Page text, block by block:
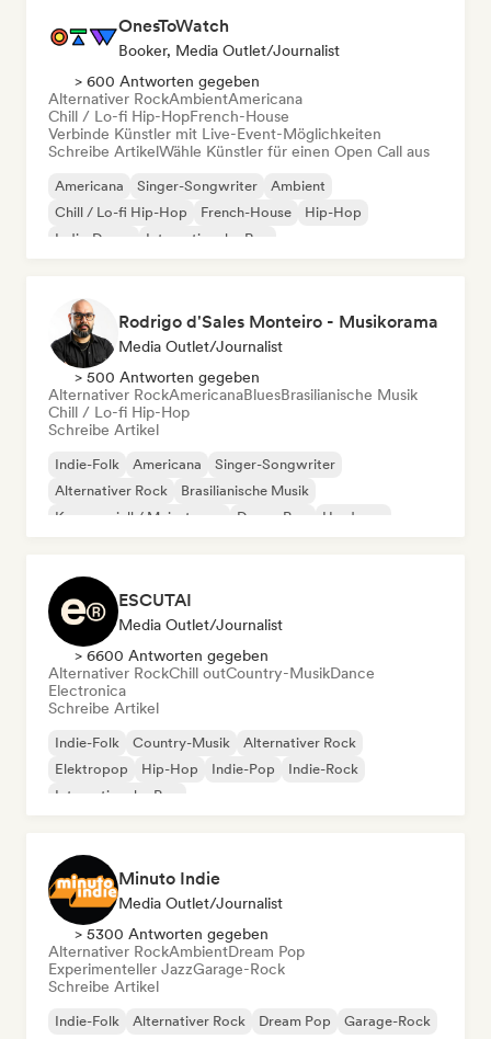
OnesToWatch
Booker, Media Outlet/Journalist
> 600 Antworten gegeben
Alternativer RockAmbientAmericana
Chill / Lo-fi Hip-HopFrench-House
Verbinde Künstler mit Live-Event-Möglichkeiten
Schreibe ArtikelWähle Künstler für einen Open Call aus
Americana Singer-Songwriter
Ambient
Chill / Lo-fi Hip-Hop
French-House
Hip-Hop
Indie-Dance
Internationaler Rap
Rodrigo d'Sales Monteiro - Musikorama
Media Outlet/Journalist
> 500 Antworten gegeben
Alternativer RockAmericanaBluesBrasilianische Musik
Chill / Lo-fi Hip-Hop
Schreibe Artikel
Indie-Folk Americana
Singer-Songwriter
Alternativer Rock
Brasilianische Musik
Kommerziell / Mainstream
Dream Pop Hardcore
ESCUTAI
Media Outlet/Journalist
> 6600 Antworten gegeben
Alternativer RockChill outCountry-MusikDance
Electronica
Schreibe Artikel
Indie-Folk Country-Musik
Alternativer Rock
Elektropop
Hip-Hop Indie-Pop
Indie-Rock
Internationaler Pop
Minuto Indie
Media Outlet/Journalist
> 5300 Antworten gegeben
Alternativer RockAmbientDream Pop
Experimenteller JazzGarage-Rock
Schreibe Artikel
Indie-Folk Alternativer Rock Dream Pop Garage-Rock